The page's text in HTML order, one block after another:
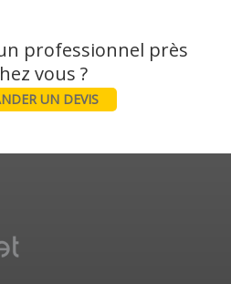
professionnel près
UN DEVIS